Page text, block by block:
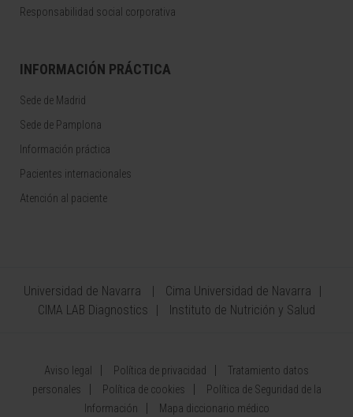
Responsabilidad social corporativa
INFORMACIÓN PRÁCTICA
Sede de Madrid
Sede de Pamplona
Información práctica
Pacientes internacionales
Atención al paciente
Universidad de Navarra
Cima Universidad de Navarra
CIMA LAB Diagnostics
Instituto de Nutrición y Salud
Aviso legal Política de privacidad
Tratamiento datos
personales
Política de cookies
Política de Seguridad de la
Información
Mapa diccionario médico